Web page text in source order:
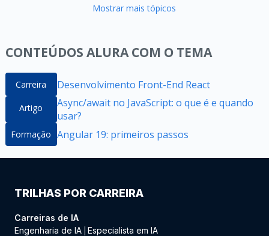
Mostrar mais tópicos
CONTEÚDOS ALURA COM O TEMA
Carreira Desenvolvimento Front-End React
Artigo
Async/await no JavaScript: o que é e quando
usar?
Formação Angular 19: primeiros passos
TRILHAS POR CARREIRA
Carreiras de IA
Engenharia de IA Especialista em IA